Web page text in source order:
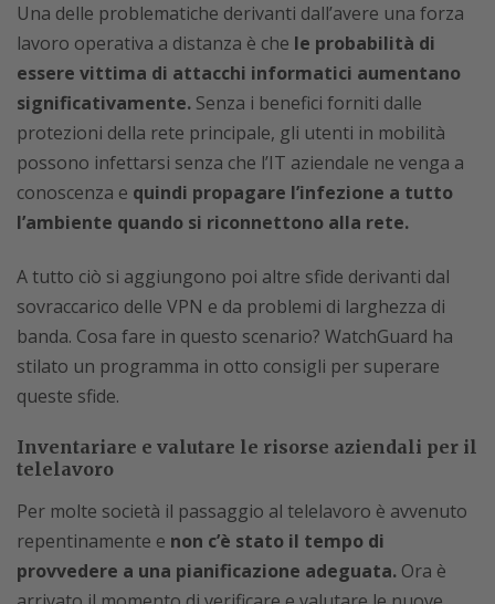
Una delle problematiche derivanti dall’avere una forza
lavoro operativa a distanza è che le probabilità di
essere vittima di attacchi informatici aumentano
significativamente. Senza i benefici forniti dalle
protezioni della rete principale, gli utenti in mobilità
possono infettarsi senza che l’IT aziendale ne venga a
conoscenza e quindi propagare l’infezione a tutto
l’ambiente quando si riconnettono alla rete.
A tutto ciò si aggiungono poi altre sfide derivanti dal
sovraccarico delle VPN e da problemi di larghezza di
banda. Cosa fare in questo scenario? WatchGuard ha
stilato un programma in otto consigli per superare
queste sfide.
Inventariare e valutare le risorse aziendali per il
telelavoro
Per molte società il passaggio al telelavoro è avvenuto
repentinamente e non c’è stato il tempo di
provvedere a una pianificazione adeguata. Ora è